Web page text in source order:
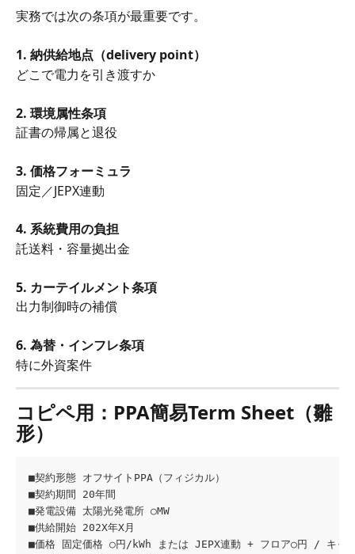
実務では次の条項が最重要です。
1. 納供給地点（delivery point）
どこで電力を引き渡すか
2. 環境属性条項
証書の帰属と退役
3. 価格フォーミュラ
固定／JEPX連動
4. 系統費用の負担
託送料・容量拠出金
5. カーテイルメント条項
出力制御時の補償
6. 為替・インフレ条項
特に外資案件
コピペ用：PPA簡易Term Sheet（雛
形）
■契約形態 オフサイトPPA（フィジカル）
■契約期間 20年間
■発電設備 太陽光発電所 ○MW
■供給開始 202X年X月
■価格 固定価格 ○円/kWh または JEPX連動 + フロア○円 / キ